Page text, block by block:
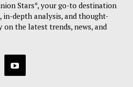
Stars*, your go-to destination
depth analysis, and thought-
on the latest trends, news, and